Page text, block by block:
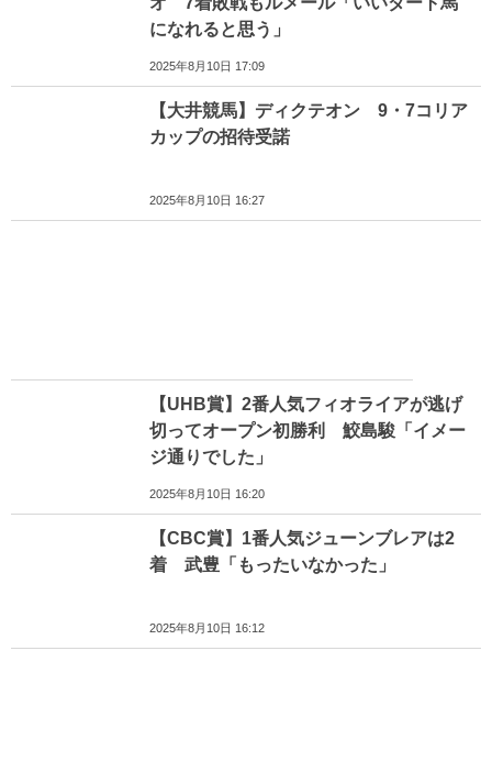
になれると思う」
2025年8月10日 17:09
【大井競馬】ディクテオン 9・7コリア
カップの招待受諾
2025年8月10日 16:27
【UHB賞】2番人気フィオライアが逃げ
切ってオープン初勝利 鮫島駿「イメー
ジ通りでした」
2025年8月10日 16:20
【CBC賞】1番人気ジューンブレアは2
着 武豊「もったいなかった」
2025年8月10日 16:12